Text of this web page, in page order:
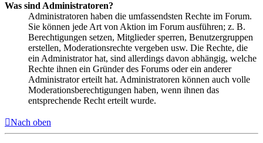
Was sind Administratoren?
Administratoren haben die umfassendsten Rechte im Forum.
Sie können jede Art von Aktion im Forum ausführen; z. B.
Berechtigungen setzen, Mitglieder sperren, Benutzergruppen
erstellen, Moderationsrechte vergeben usw. Die Rechte, die
ein Administrator hat, sind allerdings davon abhängig, welche
Rechte ihnen ein Gründer des Forums oder ein anderer
Administrator erteilt hat. Administratoren können auch volle
Moderationsberechtigungen haben, wenn ihnen das
entsprechende Recht erteilt wurde.
Nach oben